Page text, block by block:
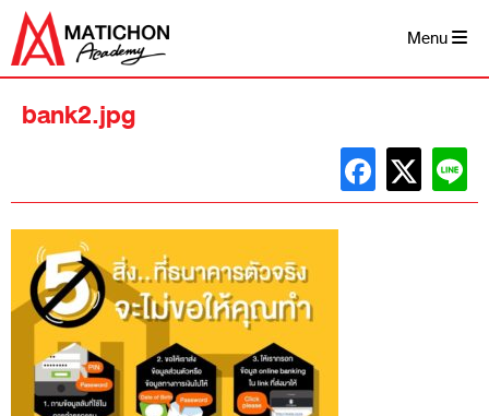
Skip
content
Menu
bank2.jpg